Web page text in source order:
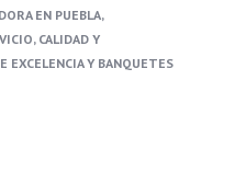
EN PUEBLA,
CALIDAD Y
EXCELENCIA Y BANQUETES